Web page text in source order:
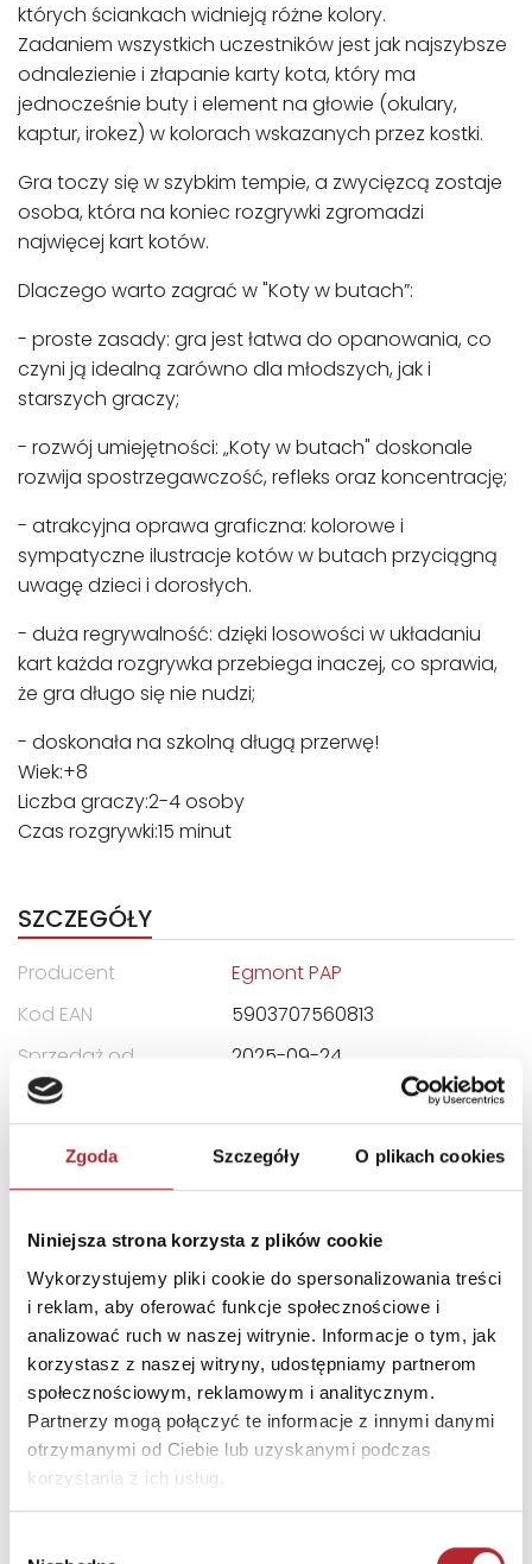
Zgoda Szczegóły O plikach cookies
Niniejsza strona korzysta z plików cookie
Wykorzystujemy pliki cookie do spersonalizowania treści
i reklam, aby oferować funkcje społecznościowe i
analizować ruch w naszej witrynie. Informacje o tym, jak
korzystasz z naszej witryny, udostępniamy partnerom
społecznościowym, reklamowym i analitycznym.
Partnerzy mogą połączyć te informacje z innymi danymi
otrzymanymi od Ciebie lub uzyskanymi podczas
korzystania z ich usług.
których ściankach widnieją różne kolory.
Zadaniem wszystkich uczestników jest jak najszybsze
odnalezienie i złapanie karty kota, który ma
jednocześnie buty i element na głowie (okulary,
kaptur, irokez) w kolorach wskazanych przez kostki.
Gra toczy się w szybkim tempie, a zwycięzcą zostaje
osoba, która na koniec rozgrywki zgromadzi
najwięcej kart kotów.
Dlaczego warto zagrać w "Koty w butach”:
- proste zasady: gra jest łatwa do opanowania, co
czyni ją idealną zarówno dla młodszych, jak i
starszych graczy;
- rozwój umiejętności: „Koty w butach" doskonale
rozwija spostrzegawczość, refleks oraz koncentrację;
- atrakcyjna oprawa graficzna: kolorowe i
sympatyczne ilustracje kotów w butach przyciągną
uwagę dzieci i dorosłych.
- duża regrywalność: dzięki losowości w układaniu
kart każda rozgrywka przebiega inaczej, co sprawia,
że gra długo się nie nudzi;
- doskonała na szkolną długą przerwę!
Wiek:+8
Liczba graczy:2-4 osoby
Czas rozgrywki:15 minut
SZCZEGÓŁY
Producent
Egmont PAP
Kod EAN
5903707560813
Sprzedaż od
2025-09-24
Rodzaj
Zwrot towaru
Brak prawa zwrotu
DANE OSOBY ODPOWIEDZIALNEJ
Nazwa
Story House Egmont Sp.
o.o.
Ulica
ul. Inflancka 4 C
Kod pocztowy